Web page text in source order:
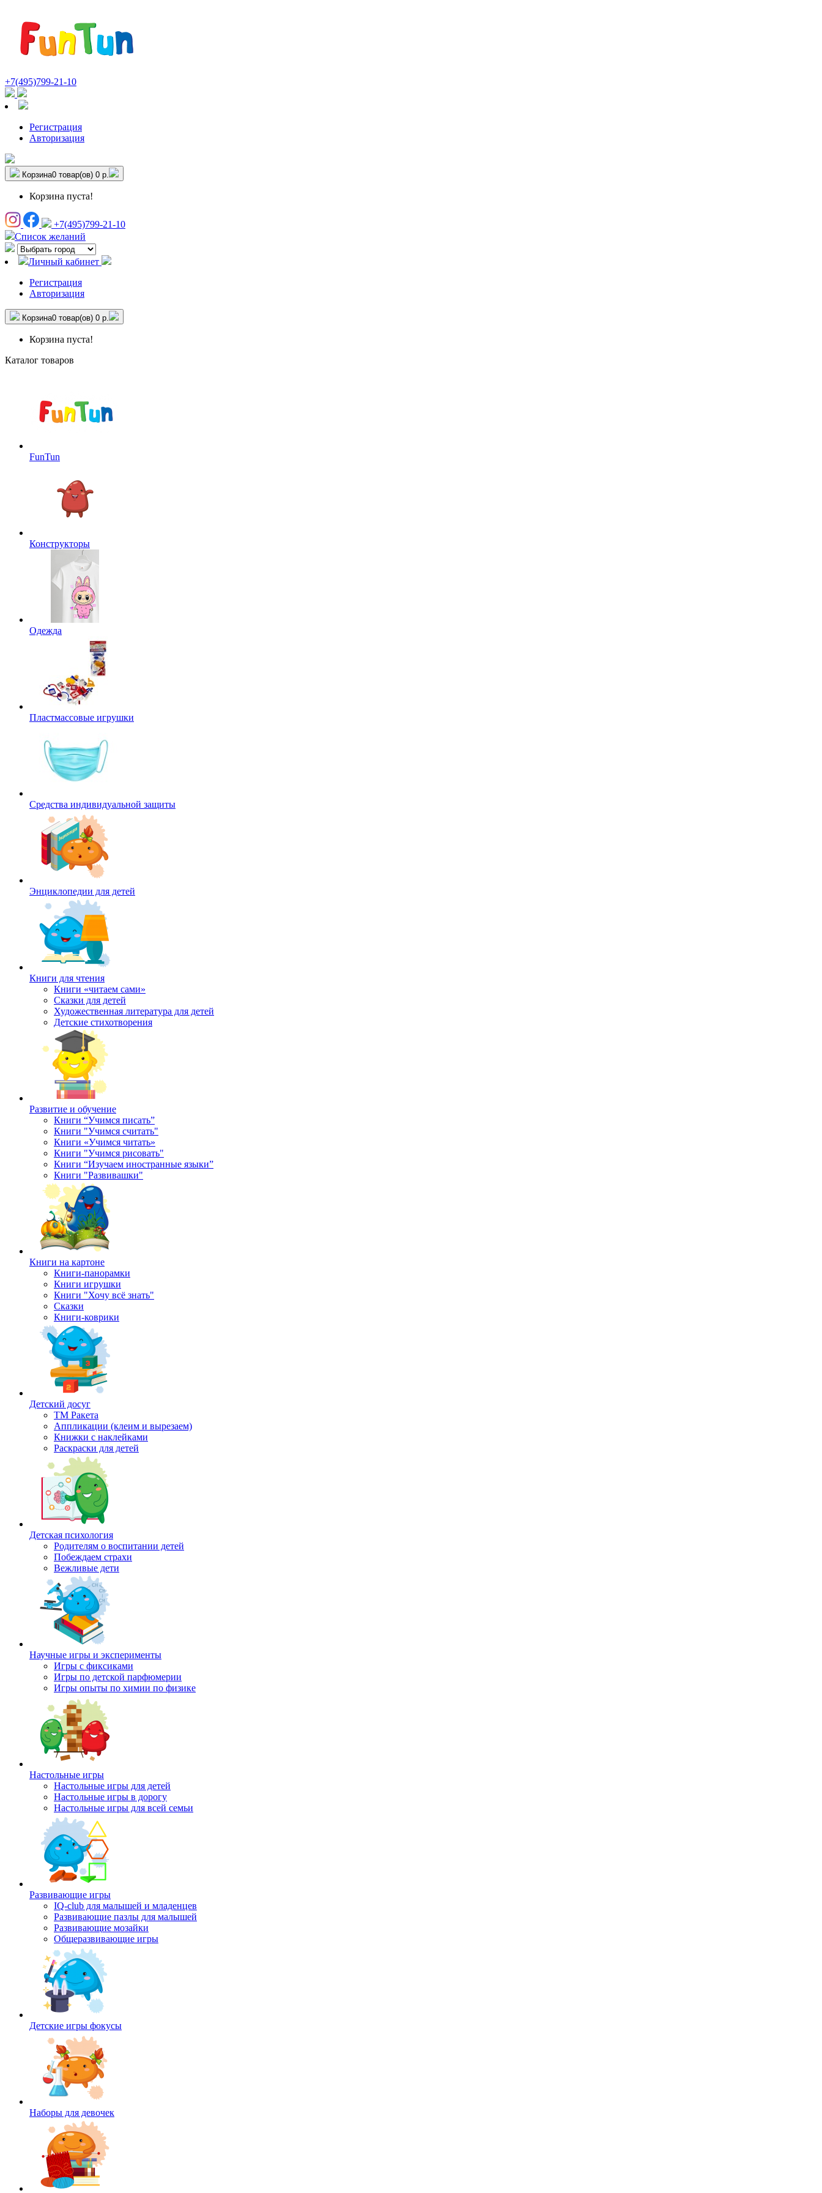
+7(495)799-21-10
Регистрация
Авторизация
Корзина0 товар(ов) 0 р.
Корзина пуста!
+7(495)799-21-10
Список желаний
Личный кабинет
Регистрация
Авторизация
Корзина0 товар(ов) 0 р.
Корзина пуста!
Каталог товаров
FunTun
Конструкторы
Одежда
Пластмассовые игрушки
Средства индивидуальной защиты
Энциклопедии для детей
Книги для чтения
Книги «читаем сами»
Сказки для детей
Художественная литература для детей
Детские стихотворения
Развитие и обучение
Книги “Учимся писать”
Книги "Учимся считать"
Книги «Учимся читать»
Книги "Учимся рисовать"
Книги “Изучаем иностранные языки”
Книги "Развивашки"
Книги на картоне
Книги-панорамки
Книги игрушки
Книги "Хочу всё знать"
Сказки
Книги-коврики
Детский досуг
ТМ Ракета
Аппликации (клеим и вырезаем)
Книжки с наклейками
Раскраски для детей
Детская психология
Родителям о воспитании детей
Побеждаем страхи
Вежливые дети
Научные игры и эксперименты
Игры с фиксиками
Игры по детской парфюмерии
Игры опыты по химии по физике
Настольные игры
Настольные игры для детей
Настольные игры в дорогу
Настольные игры для всей семьи
Развивающие игры
IQ-club для малышей и младенцев
Развивающие пазлы для малышей
Развивающие мозайки
Общеразвивающие игры
Детские игры фокусы
Наборы для девочек